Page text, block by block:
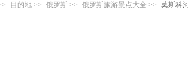
目的地 >> 俄罗斯 >> 俄罗斯旅游景点大全 >> 莫斯科